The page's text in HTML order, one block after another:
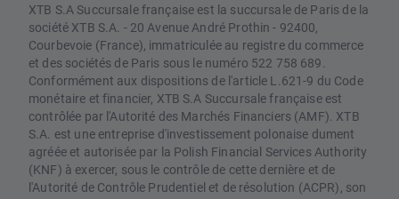
XTB S.A Succursale française est la succursale de Paris de la
société XTB S.A. - 20 Avenue André Prothin - 92400,
Courbevoie (France), immatriculée au registre du commerce
et des sociétés de Paris sous le numéro 522 758 689.
Conformément aux dispositions de l'article L.621-9 du Code
monétaire et financier, XTB S.A Succursale française est
contrôlée par l'Autorité des Marchés Financiers (AMF). XTB
S.A. est une entreprise d'investissement polonaise dument
agréée et autorisée par la Polish Financial Services Authority
(KNF) à exercer, sous le contrôle de cette dernière et de
l'Autorité de Contrôle Prudentiel et de résolution (ACPR), son